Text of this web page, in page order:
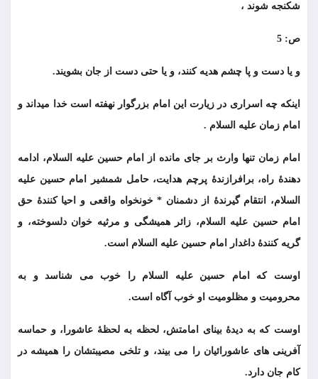
شکنجه شوند ،
ص: 5
و یا دست و پا چشم هدیه کنند، و یا حتی دست از جان بشویند.
اینکه چه اسراری در زیارت این امام بزرگوار نهفته است خدا میداند و
امام زمان علیه السلام .
امام زمان تنها وارث بر جای مانده از امام حسین علیه السلام، ادامه
دهندۀ راه، برافرازندۀ پرچم هدایت، حامل شمشیر امام حسین علیه
السلام، انتقام گیرندۀ از دشمنان * خونخواه واقعی و احیا کنندۀ حق
امام حسین علیه السلام، زائر همیشگی و مرثیه خوان دلسوخته، و
گریه کنندۀ داغدار امام حسین علیه السلام است.
اوست که امام حسین علیه السلام را خوب می شناسد و به
محرومیت و مظلومیت او خوب آگاه است.
اوست که به دیدۀ بینای امامتش، لحظه به لحظۀ عاشورا، و حماسه
آفرینی های عاشورائیان را می بیند، و تلخی مصیبتشان را همیشه در
کام جان دارد.